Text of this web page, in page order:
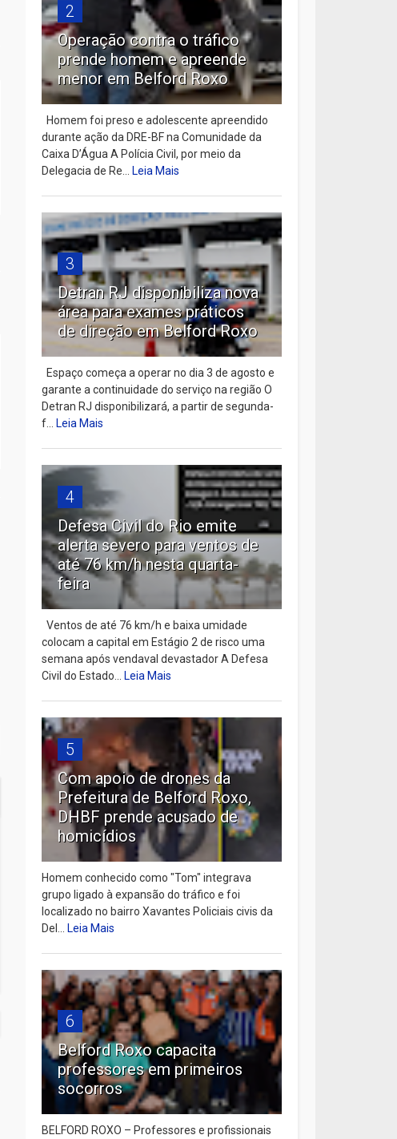
2
Operação contra o tráfico
prende homem e apreende
menor em Belford Roxo
Homem foi preso e adolescente apreendido
durante ação da DRE-BF na Comunidade da
Caixa D’Água A Polícia Civil, por meio da
Delegacia de Re...Leia Mais
3
Detran RJ disponibiliza nova
área para exames práticos
de direção em Belford Roxo
Espaço começa a operar no dia 3 de agosto e
garante a continuidade do serviço na região O
Detran RJ disponibilizará, a partir de segunda-
f...Leia Mais
4
Defesa Civil do Rio emite
alerta severo para ventos de
até 76 km/h nesta quarta-
feira
Ventos de até 76 km/h e baixa umidade
colocam a capital em Estágio 2 de risco uma
semana após vendaval devastador A Defesa
Civil do Estado...Leia Mais
5
Com apoio de drones da
Prefeitura de Belford Roxo,
DHBF prende acusado de
homicídios
Homem conhecido como "Tom" integrava
grupo ligado à expansão do tráfico e foi
localizado no bairro Xavantes Policiais civis da
Del...Leia Mais
6
Belford Roxo capacita
professores em primeiros
socorros
BELFORD ROXO – Professores e profissionais